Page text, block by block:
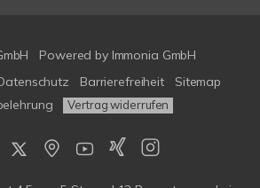
Powered by Immonia GmbH
Barrierefreiheit
Sitemap
Vertrag widerrufen